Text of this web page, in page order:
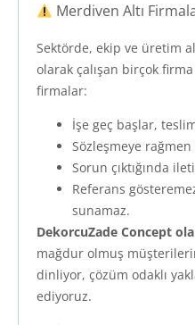
Merdiven Altı
Sektörde, ekip ve üretim
olarak çalışan birçok
firmalar:
İşe geç başlar,
Sözleşmeye
Sorun çıktığında
Referans
sunamaz.
DekorcuZade Concept
mağdur olmuş
dinliyor, çözüm odaklı
ediyoruz.